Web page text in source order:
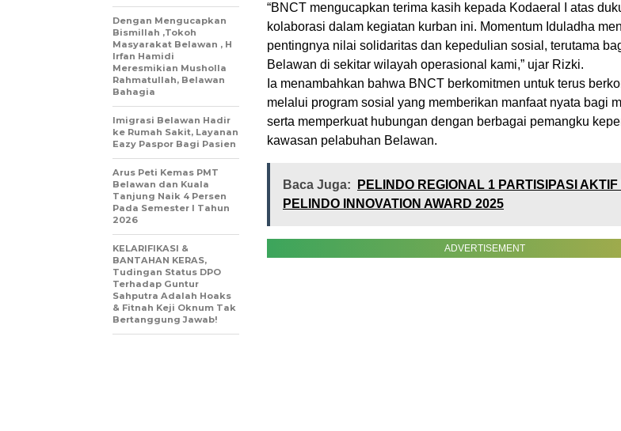
“BNCT mengucapkan terima kasih kepada Kodaeral I atas
kolaborasi dalam kegiatan kurban ini. Momentum Iduladha
pentingnya nilai solidaritas dan kepedulian sosial, terutama
Belawan di sekitar wilayah operasional kami,” ujar Rizki.
Ia menambahkan bahwa BNCT berkomitmen untuk terus
melalui program sosial yang memberikan manfaat nyata bagi
serta memperkuat hubungan dengan berbagai pemangku
kawasan pelabuhan Belawan.
Baca Juga:
PELINDO REGIONAL 1 PARTISIPASI AKTIF
PELINDO INNOVATION AWARD 2025
ADVERTISEMENT
Dengan Mengucapkan
Bismillah ,Tokoh
Masyarakat Belawan , H
Irfan Hamidi
Meresmikian Musholla
Rahmatullah, Belawan
Bahagia
Imigrasi Belawan Hadir
ke Rumah Sakit, Layanan
Eazy Paspor Bagi Pasien
Arus Peti Kemas PMT
Belawan dan Kuala
Tanjung Naik 4 Persen
Pada Semester I Tahun
2026
KELARIFIKASI &
BANTAHAN KERAS,
Tudingan Status DPO
Terhadap Guntur
Sahputra Adalah Hoaks
& Fitnah Keji Oknum Tak
Bertanggung Jawab!